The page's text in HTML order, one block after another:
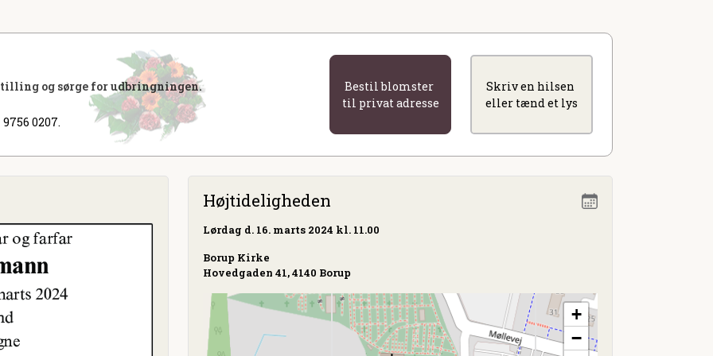
og sørge for udbringningen.
0207.
Bestil blomster
til privat adresse
Skriv en hilsen
eller tænd et lys
Højtideligheden
Lørdag d. 16. marts 2024 kl. 11.00
Borup Kirke
Hovedgaden 41, 4140 Borup
+
−